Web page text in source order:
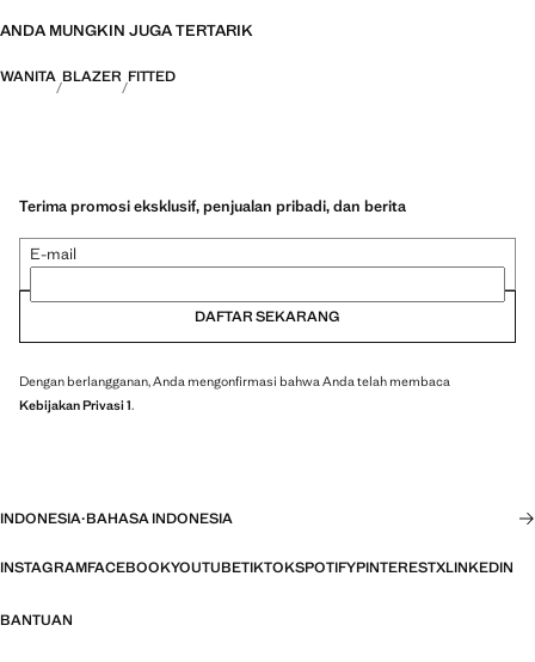
ANDA MUNGKIN JUGA TERTARIK
WANITA BLAZER FITTED
Terima promosi eksklusif, penjualan pribadi, dan berita
E-mail
DAFTAR SEKARANG
Dengan berlangganan, Anda mengonfirmasi bahwa Anda telah membaca
Kebijakan Privasi 1.
INDONESIA·BAHASA INDONESIA
INSTAGRAMFACEBOOKYOUTUBETIKTOKSPOTIFYPINTERESTXLINKEDIN
BANTUAN